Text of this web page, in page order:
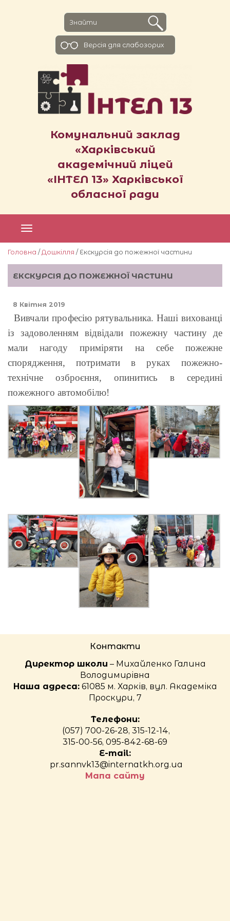
Комунальний заклад
«Харківський
академічний ліцей
«ІНТЕЛ 13» Харківської
обласної ради
Версiя для слабозорих
Головна / Дошкілля / Екскурсія до пожежної частини
ЕКСКУРСІЯ ДО ПОЖЕЖНОЇ ЧАСТИНИ
8 Квітня 2019
Вивчали професію рятувальника. Наші вихованці
із задоволенням відвідали пожежну частину де
мали нагоду приміряти на себе пожежне
спорядження, потримати в руках пожежно-
технічне озброєння, опинитись в середині
пожежного автомобілю!
Контакти
Директор школи – Михайленко Галина
Володимирівна
Наша адреса:61085 м. Харків, вул. Академіка
Проскури, 7
Телефони:
(057) 700-26-28, 315-12-14,
315-00-56, 095-842-68-69
E-mail:
pr.sannvk13@internatkh.org.ua
Мапа сайту